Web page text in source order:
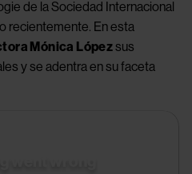
de la Sociedad Internacional
recientemente. En esta
Mónica López sus
y se adentra en su faceta